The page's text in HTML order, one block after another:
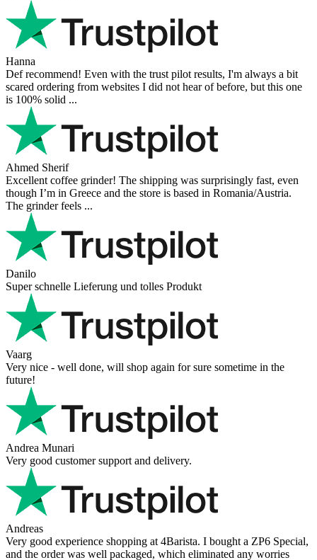
Hanna
Def recommend! Even with the trust pilot results, I'm always a bit
scared ordering from websites I did not hear of before, but this one
is 100% solid ...
Ahmed Sherif
Excellent coffee grinder! The shipping was surprisingly fast, even
though I’m in Greece and the store is based in Romania/Austria.
The grinder feels ...
Danilo
Super schnelle Lieferung und tolles Produkt
Vaarg
Very nice - well done, will shop again for sure sometime in the
future!
Andrea Munari
Very good customer support and delivery.
Andreas
Very good experience shopping at 4Barista. I bought a ZP6 Special,
and the order was well packaged, which eliminated any worries